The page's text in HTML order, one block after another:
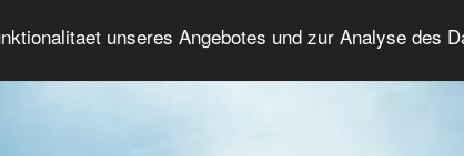
unseres Angebotes und zur Analyse des
Trauerforum Erweiterte Suche Anmelden